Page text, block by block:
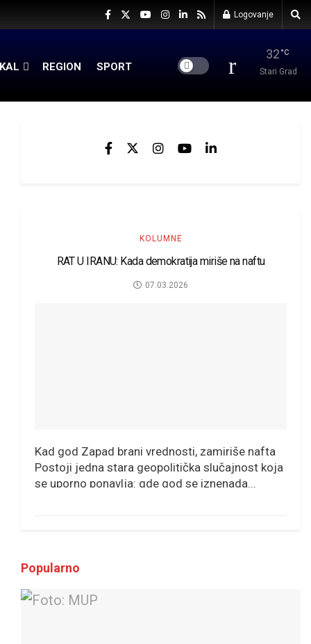
Logovanje
REGION SPORT
32 °C
Stari Grad
KOLUMNE
RAT U IRANU: Kada demokratija miriše na naftu
07.03.2026
Kad god Zapad brani vrednosti, zamiriše nafta
Postoji jedna stara geopolitička slučajnost koja
se uporno ponavlja: gde god se iznenada...
Popularno